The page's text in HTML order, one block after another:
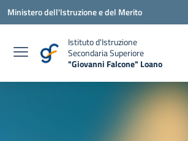
Vai ai contenuti
Vai al menu di navigazione
Vai al footer
Ministero dell'Istruzione e del Merito
Istituto d'Istruzione
Secondaria Superiore
"Giovanni Falcone" Loano